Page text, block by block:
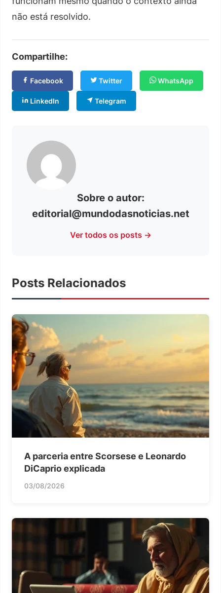
não está resolvido.
Compartilhe:
Facebook Twitter WhatsApp
LinkedIn Telegram
Sobre o autor:
editorial@mundodasnoticias.net
Ver todos os posts →
Posts Relacionados
A parceria entre Scorsese e Leonardo
DiCaprio explicada
03/08/2026